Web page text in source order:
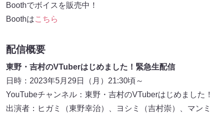
Boothでボイスを販売中！
Boothはこちら
配信概要
東野・吉村のVTuberはじめました！緊急生配信
日時：2023年5月29日（月）21:30頃～
YouTubeチャンネル：東野・吉村のVTuberはじめました！
出演者：ヒガミ（東野幸治）、ヨシミ（吉村崇）、マンミ